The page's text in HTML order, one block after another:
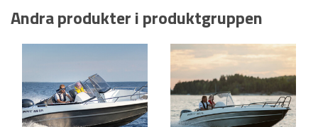
Andra produkter i produktgruppen